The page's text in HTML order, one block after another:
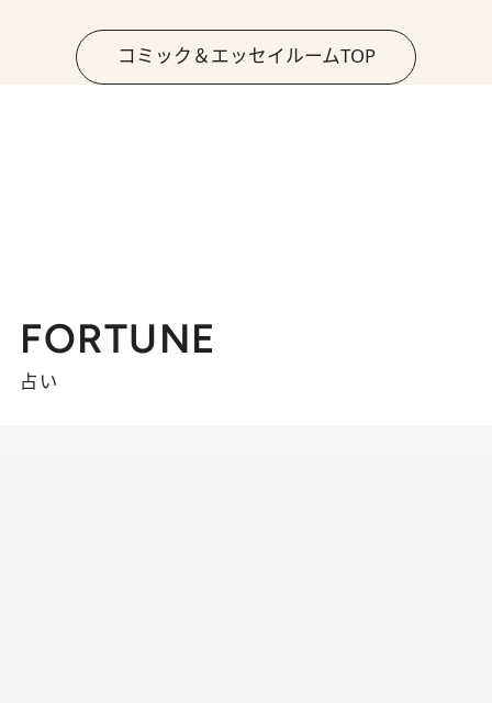
コミック＆エッセイルームTOP
FORTUNE
占い